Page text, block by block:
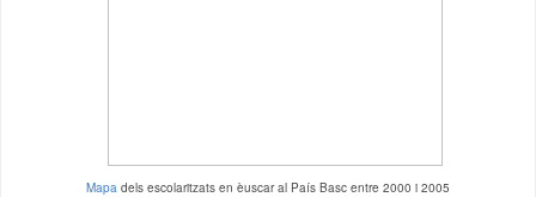
Mapa dels escolaritzats en èuscar al País Basc entre 2000 i 2005